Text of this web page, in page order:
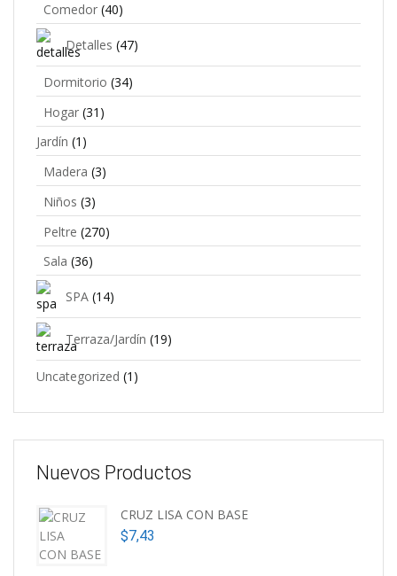
Comedor (40)
Detalles (47)
Dormitorio (34)
Hogar (31)
Jardín (1)
Madera (3)
Niños (3)
Peltre (270)
Sala (36)
SPA (14)
Terraza/Jardín (19)
Uncategorized (1)
Nuevos Productos
CRUZ LISA CON BASE
$7,43